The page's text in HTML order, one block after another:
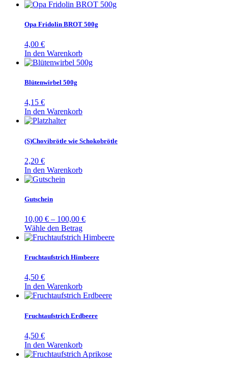
Opa Fridolin BROT 500g
4,00 €
In den Warenkorb
Blütenwirbel 500g
4,15 €
In den Warenkorb
(S)Chovibrötle wie Schokobrötle
2,20 €
In den Warenkorb
Gutschein
10,00 € – 100,00 €
Wähle den BetragDieses
Produkt
mehrere
Optionen
können
der
werden
Fruchtaufstrich Himbeere
4,50 €
In den Warenkorb
Fruchtaufstrich Erdbeere
4,50 €
In den Warenkorb